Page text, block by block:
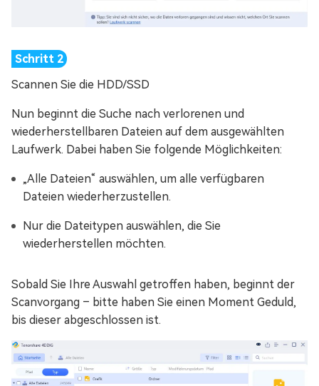
Scannen Sie die HDD/SSD
Nun beginnt die Suche nach verlorenen und
wiederherstellbaren Dateien auf dem ausgewählten
Laufwerk. Dabei haben Sie folgende Möglichkeiten:
„Alle Dateien“ auswählen, um alle verfügbaren
Dateien wiederherzustellen.
Nur die Dateitypen auswählen, die Sie
wiederherstellen möchten.
Sobald Sie Ihre Auswahl getroffen haben, beginnt der
Scanvorgang – bitte haben Sie einen Moment Geduld,
bis dieser abgeschlossen ist.